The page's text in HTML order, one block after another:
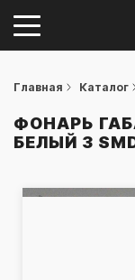
Главная Каталог
ФОНАРЬ
БЕЛЫЙ 3